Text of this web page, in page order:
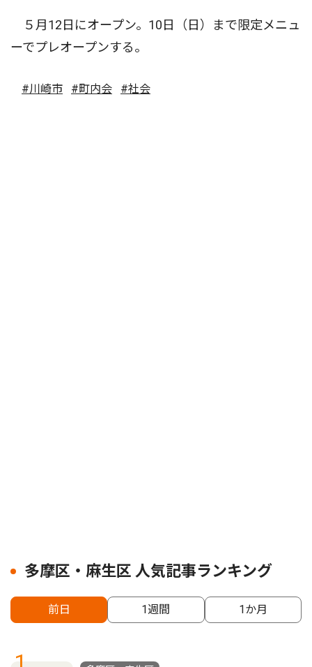
５月12日にオープン。10日（日）まで限定メニュ
ーでプレオープンする。
#川崎市 #町内会 #社会
多摩区・麻生区 人気記事ランキング
前日 1週間 1か月